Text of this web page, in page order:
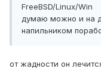
FreeBSD/Linux/Win
думаю можно и на
напильником
от жадности он